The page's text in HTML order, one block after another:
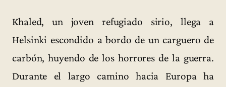
Khaled, un joven refugiado sirio, llega a
Helsinki escondido a bordo de un carguero de
carbón, huyendo de los horrores de la guerra.
Durante el largo camino hacia Europa ha